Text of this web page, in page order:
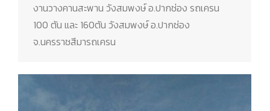
งานวางคานสะพาน วังสมพงษ์​ อ.ปากช่อง​ รถเครน
100 ตัน และ 160ตัน วังสมพงษ์ อ.ปากช่อง
จ.นครราชสีมารถเครน